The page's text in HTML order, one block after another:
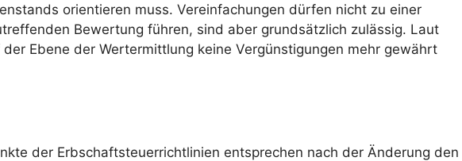
orientieren muss. Vereinfachungen dürfen nicht zu einer
Bewertung führen, sind aber grundsätzlich zulässig. Laut
Ebene der Wertermittlung keine Vergünstigungen mehr gewährt
der Erbschaftsteuerrichtlinien entsprechen nach der Änderung den